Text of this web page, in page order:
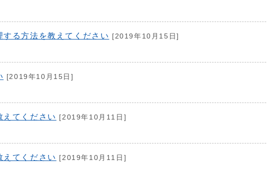
る方法を教えてください [2019年10月15日]
[2019年10月15日]
えてください [2019年10月11日]
えてください [2019年10月11日]